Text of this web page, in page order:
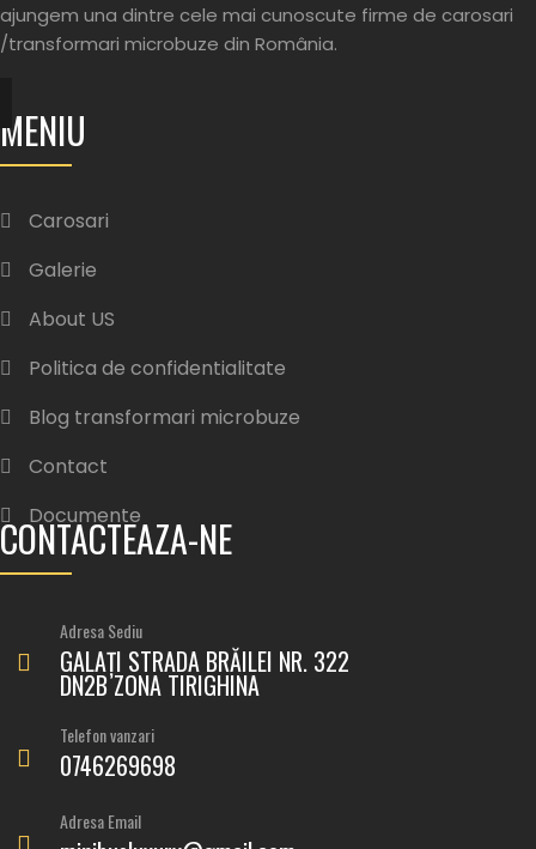
ajungem una dintre cele mai cunoscute firme de carosari
/transformari microbuze din România.
MENIU
Carosari
Galerie
About US
Politica de confidentialitate
Blog transformari microbuze
Contact
Documente
CONTACTEAZA-NE
Adresa Sediu
GALAȚI STRADA BRĂILEI NR. 322
DN2B ZONA TIRIGHINA
Telefon vanzari
0746269698
Adresa Email